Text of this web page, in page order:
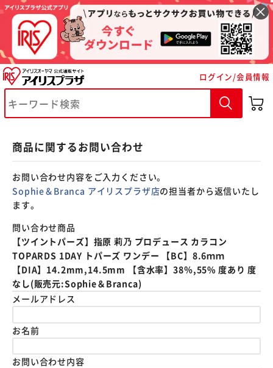
ログイン/会員情報
商品に関するお問い合わせ
お問い合わせ内容をご入力ください。
Sophie＆Branca アイリスプラザ店の担当者から返信いたし
ます。
問い合わせ商品
【ツイントパーズ】指原 莉乃 プロデュース カラコン
TOPARDS 1DAY トパーズ ワンデー 【BC】8.6ｍｍ
【DIA】14.2mm,14.5mm 【含水率】38％,55% 度あり 度
なし(販売元:Sophie＆Branca)
メールアドレス
お名前
お問い合わせ内容
※ご確認ください
カートに入れる